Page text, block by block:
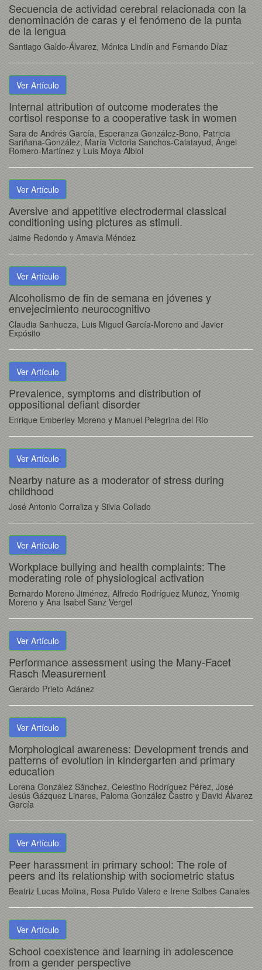
Secuencia de actividad cerebral relacionada con la
denominación de caras y el fenómeno de la punta
de la lengua
Santiago Galdo-Álvarez, Mónica Lindín and Fernando Díaz
Ver Artículo
Internal attribution of outcome moderates the
cortisol response to a cooperative task in women
Sara de Andrés García, Esperanza González-Bono, Patricia
Sariñana-González, María Victoria Sanchos-Calatayud, Ángel
Romero-Martínez y Luis Moya Albiol
Ver Artículo
Aversive and appetitive electrodermal classical
conditioning using pictures as stimuli.
Jaime Redondo y Amavia Méndez
Ver Artículo
Alcoholismo de fin de semana en jóvenes y
envejecimiento neurocognitivo
Claudia Sanhueza, Luis Miguel García-Moreno and Javier
Expósito
Ver Artículo
Prevalence, symptoms and distribution of
oppositional defiant disorder
Enrique Emberley Moreno y Manuel Pelegrina del Río
Ver Artículo
Nearby nature as a moderator of stress during
childhood
José Antonio Corraliza y Silvia Collado
Ver Artículo
Workplace bullying and health complaints: The
moderating role of physiological activation
Bernardo Moreno Jiménez, Alfredo Rodríguez Muñoz, Ynomig
Moreno y Ana Isabel Sanz Vergel
Ver Artículo
Performance assessment using the Many-Facet
Rasch Measurement
Gerardo Prieto Adánez
Ver Artículo
Morphological awareness: Development trends and
patterns of evolution in kindergarten and primary
education
Lorena González Sánchez, Celestino Rodríguez Pérez, José
Jesús Gázquez Linares, Paloma González Castro y David Álvarez
García
Ver Artículo
Peer harassment in primary school: The role of
peers and its relationship with sociometric status
Beatriz Lucas Molina, Rosa Pulido Valero e Irene Solbes Canales
Ver Artículo
School coexistence and learning in adolescence
from a gender perspective